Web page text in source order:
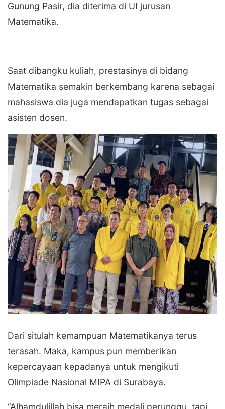
Gunung Pasir, dia diterima di UI jurusan
Matematika.
Saat dibangku kuliah, prestasinya di bidang
Matematika semakin berkembang karena sebagai
mahasiswa dia juga mendapatkan tugas sebagai
asisten dosen.
Dari situlah kemampuan Matematikanya terus
terasah. Maka, kampus pun memberikan
kepercayaan kepadanya untuk mengikuti
Olimpiade Nasional MIPA di Surabaya.
“Alhamdulillah bisa meraih medali perunggu, tapi